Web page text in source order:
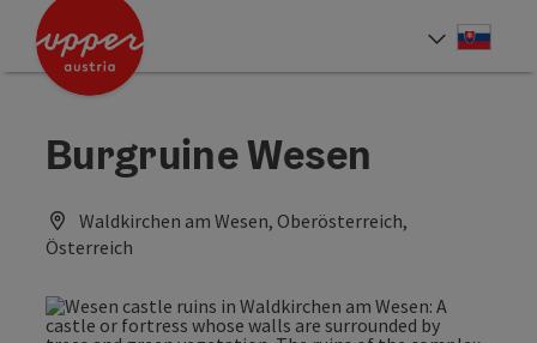
Accesskey
Accesskey
Burgruine Wesen
Waldkirchen am Wesen, Oberösterreich,
Österreich